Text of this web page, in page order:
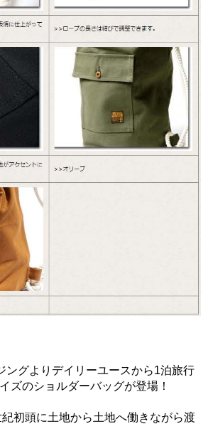
ングよりデイリーユースから1泊旅行
ズのショルダーバッグが登場！
初頭に土地から土地へ働きながら渡